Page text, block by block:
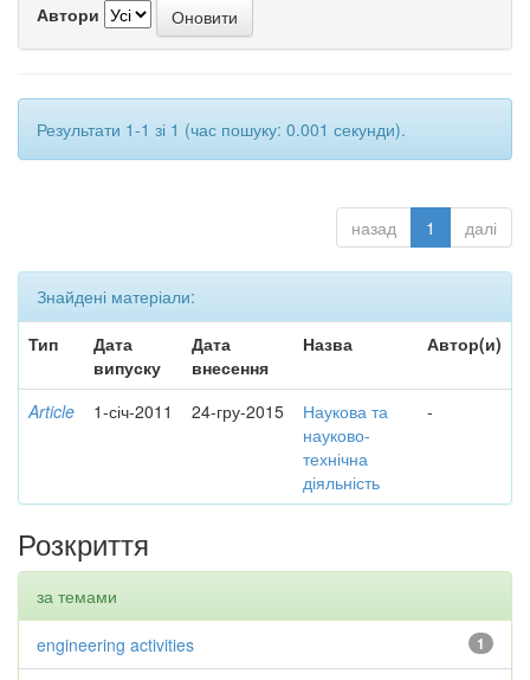
Автори
Результати 1-1 зі 1 (час пошуку: 0.001 секунди).
назад 1 далі
Знайдені матеріали:
Тип
Дата
випуску
Дата
внесення
Назва Автор(и)
Article 1-січ-2011 24-гру-2015
Наукова та
науково-
технічна
діяльність
-
Розкриття
за темами
1
engineering activities